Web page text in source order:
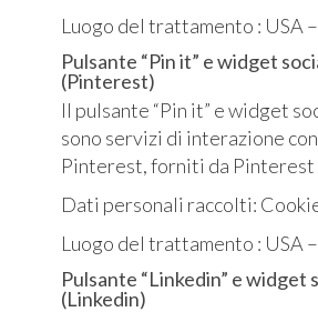
Luogo del trattamento : USA –
Pulsante “Pin it” e widget
(Pinterest)
Il pulsante “Pin it” e widget
sono servizi di interazione
Pinterest, forniti da Pinterest
Dati personali raccolti:
Luogo del trattamento : USA –
Pulsante “Linkedin” e widget
(Linkedin)